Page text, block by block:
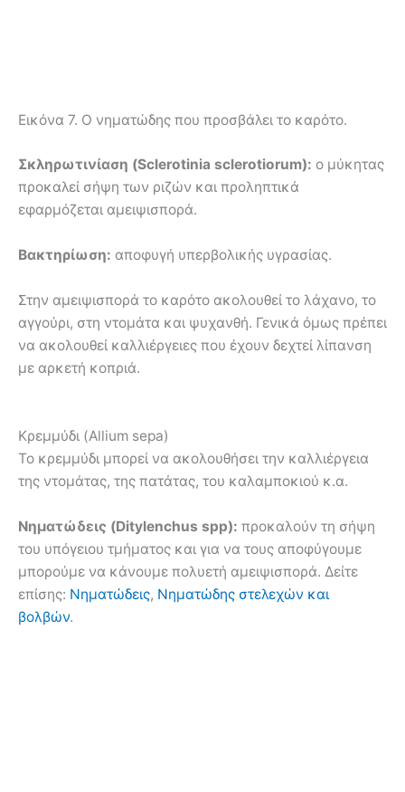
Εικόνα 7. Ο νηματώδης που προσβάλει το καρότο.
Σκληρωτινίαση (Sclerotinia sclerotiorum): ο μύκητας
προκαλεί σήψη των ριζών και προληπτικά
εφαρμόζεται αμειψισπορά.
Βακτηρίωση: αποφυγή υπερβολικής υγρασίας.
Στην αμειψισπορά το καρότο ακολουθεί το λάχανο, το
αγγούρι, στη ντομάτα και ψυχανθή. Γενικά όμως πρέπει
να ακολουθεί καλλιέργειες που έχουν δεχτεί λίπανση
με αρκετή κοπριά.
Κρεμμύδι (Allium sepa)
Το κρεμμύδι μπορεί να ακολουθήσει την καλλιέργεια
της ντομάτας, της πατάτας, του καλαμποκιού κ.α.
Νηματώδεις (Ditylenchus spp): προκαλούν τη σήψη
του υπόγειου τμήματος και για να τους αποφύγουμε
μπορούμε να κάνουμε πολυετή αμειψισπορά. Δείτε
επίσης: Νηματώδεις, Νηματώδης στελεχών και
βολβών.